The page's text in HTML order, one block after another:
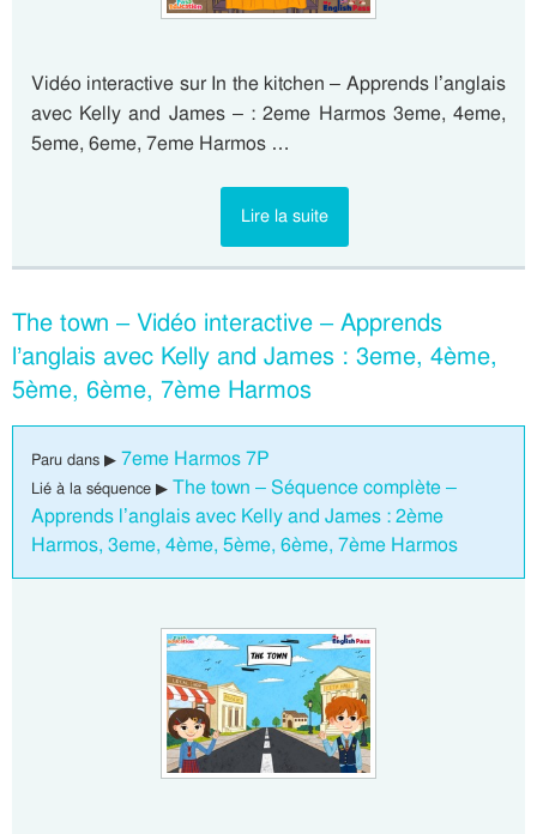
Vidéo interactive sur In the kitchen – Apprends l’anglais
avec Kelly and James – : 2eme Harmos 3eme, 4eme,
5eme, 6eme, 7eme Harmos …
Lire la suite
The town – Vidéo interactive – Apprends
l’anglais avec Kelly and James : 3eme, 4ème,
5ème, 6ème, 7ème Harmos
Paru dans ▶ 7eme Harmos 7P
Lié à la séquence ▶ The town – Séquence complète –
Apprends l’anglais avec Kelly and James : 2ème
Harmos, 3eme, 4ème, 5ème, 6ème, 7ème Harmos